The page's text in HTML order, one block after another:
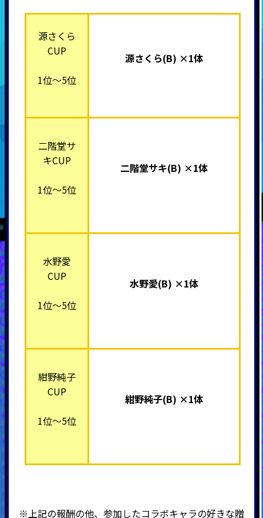
源さくら
CUP
1位～5位
源さくら(B) ×1体
二階堂サ
キCUP
1位～5位
二階堂サキ(B) ×1体
水野愛
CUP
1位～5位
水野愛(B) ×1体
紺野純子
CUP
1位～5位
紺野純子(B) ×1体
※上記の報酬の他、参加したコラボキャラの好きな贈